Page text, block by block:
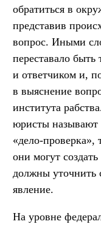
обратиться в
представив
вопрос. Иными
переставало
и ответчиком и,
в выяснение
института
юристы называют
«дело-проверка»,
они могут
должны уточнить
явление.
На уровне